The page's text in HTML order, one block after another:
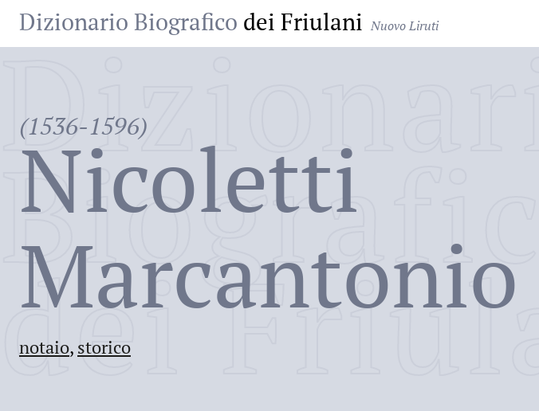
Dizionario Biografico dei Friulani Nuovo Liruti
(1536-1596)
Nicoletti
Marcantonio
notaio, storico
Biografico
dei